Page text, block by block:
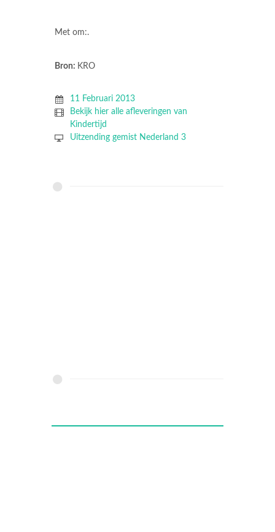
Met om:.
Bron: KRO
11 Februari 2013
Bekijk hier alle afleveringen van
Kindertijd
Uitzending gemist Nederland 3